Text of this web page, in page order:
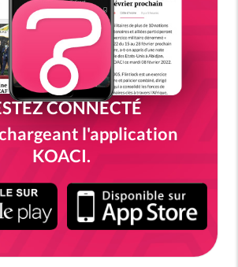
CONNECTÉ
l'application
KOACI.